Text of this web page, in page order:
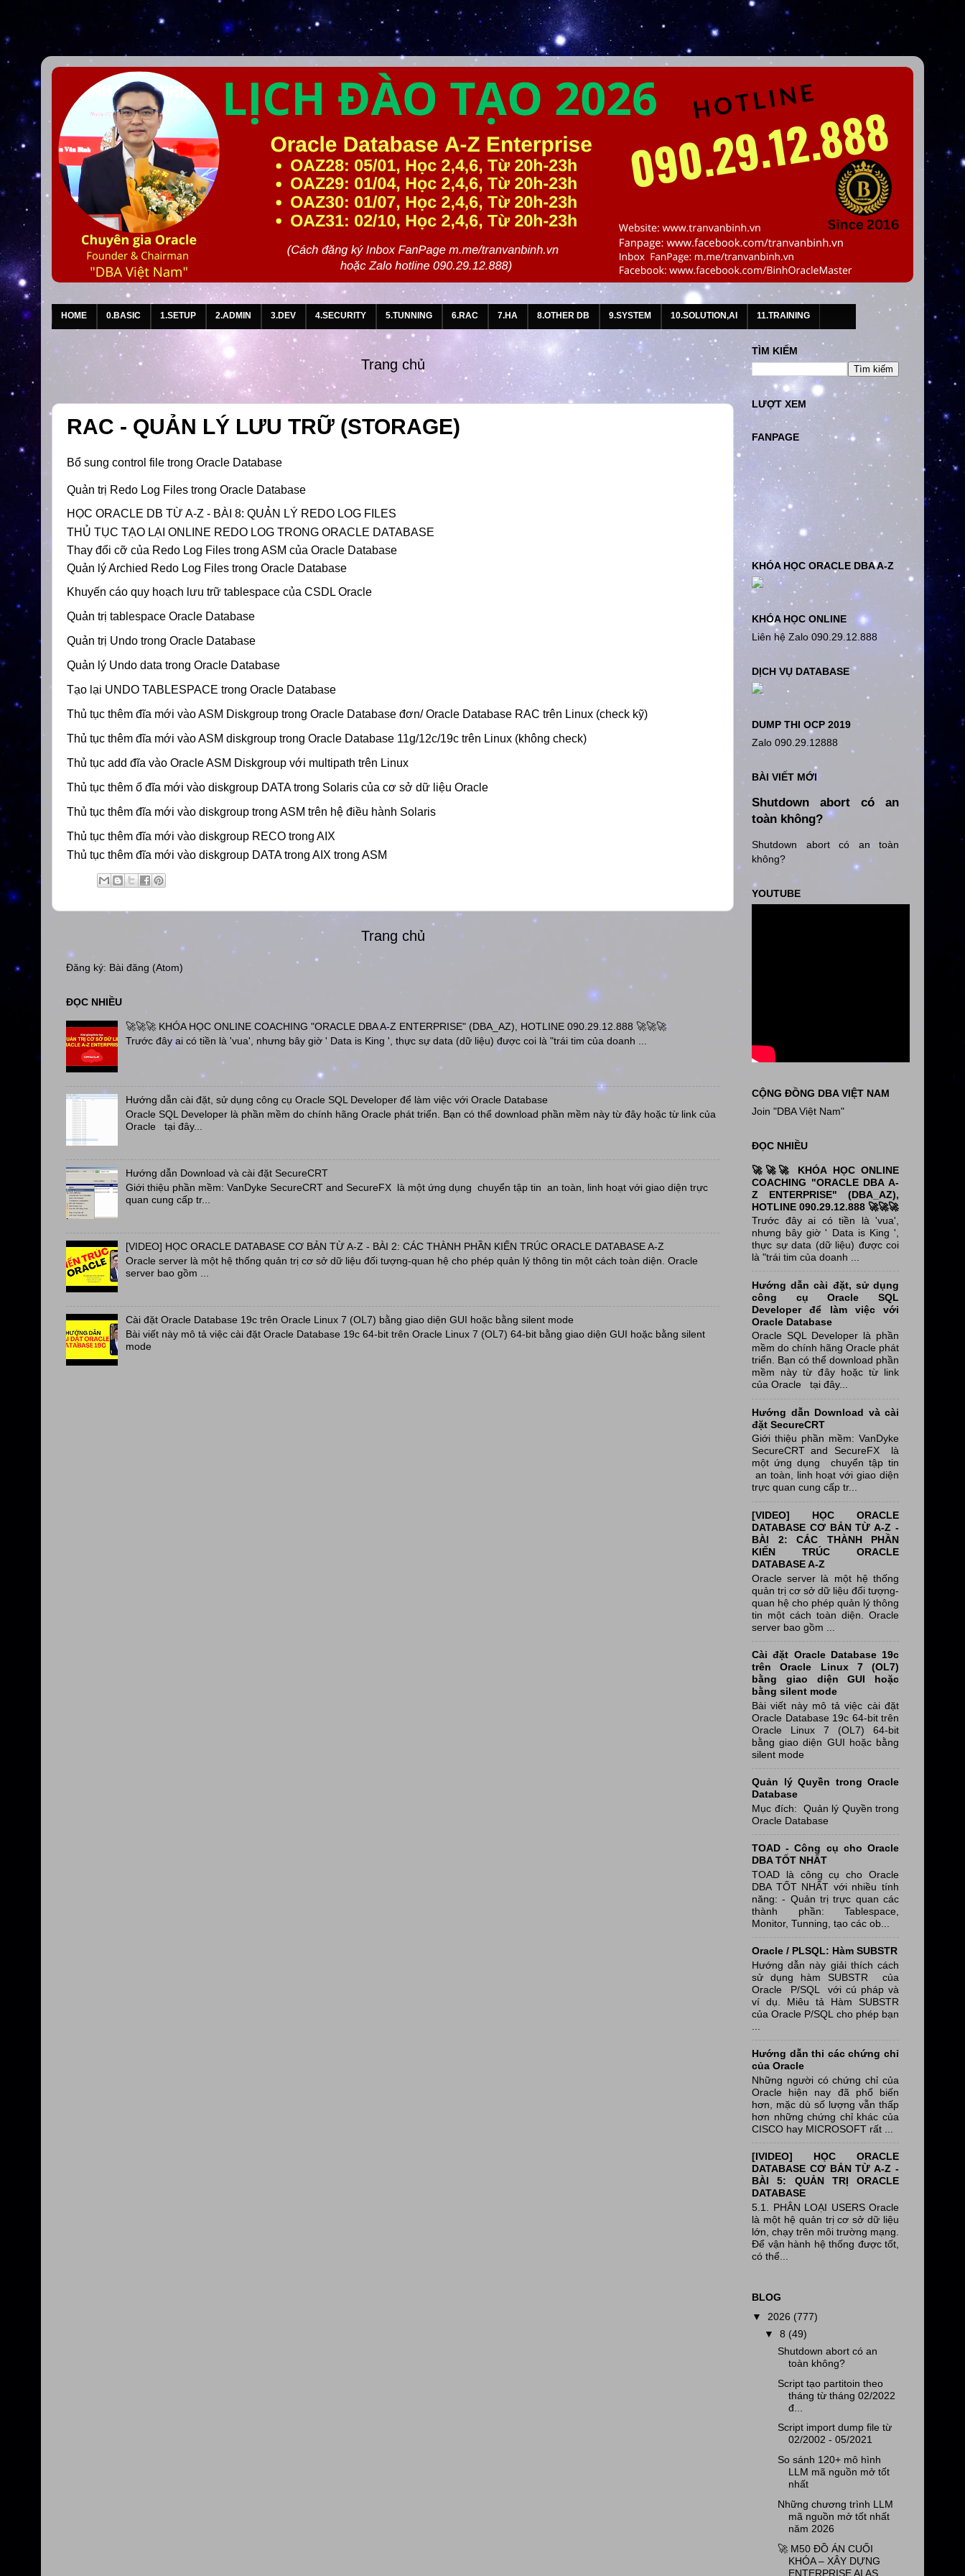
HOME 0.BASIC 1.SETUP 2.ADMIN 3.DEV 4.SECURITY 5.TUNNING 6.RAC 7.HA 8.OTHER DB 9.SYSTEM 10.SOLUTION,AI 11.TRAINING
Trang chủ
RAC - QUẢN LÝ LƯU TRỮ (STORAGE)
Bổ sung control file trong Oracle Database
Quản trị Redo Log Files trong Oracle Database
HỌC ORACLE DB TỪ A-Z - BÀI 8: QUẢN LÝ REDO LOG FILES
THỦ TỤC TẠO LẠI ONLINE REDO LOG TRONG ORACLE DATABASE
Thay đổi cỡ của Redo Log Files trong ASM của Oracle Database
Quản lý Archied Redo Log Files trong Oracle Database
Khuyến cáo quy hoạch lưu trữ tablespace của CSDL Oracle
Quản trị tablespace Oracle Database
Quản trị Undo trong Oracle Database
Quản lý Undo data trong Oracle Database
Tạo lại UNDO TABLESPACE trong Oracle Database
Thủ tục thêm đĩa mới vào ASM Diskgroup trong Oracle Database đơn/ Oracle Database RAC trên Linux (check kỹ)
Thủ tục thêm đĩa mới vào ASM diskgroup trong Oracle Database 11g/12c/19c trên Linux (không check)
Thủ tục add đĩa vào Oracle ASM Diskgroup với multipath trên Linux
Thủ tục thêm ổ đĩa mới vào diskgroup DATA trong Solaris của cơ sở dữ liệu Oracle
Thủ tục thêm đĩa mới vào diskgroup trong ASM trên hệ điều hành Solaris
Thủ tục thêm đĩa mới vào diskgroup RECO trong AIX
Thủ tục thêm đĩa mới vào diskgroup DATA trong AIX trong ASM
Trang chủ
Đăng ký: Bài đăng (Atom)
ĐỌC NHIỀU
🚀🚀🚀 KHÓA HỌC ONLINE COACHING "ORACLE DBA A-Z ENTERPRISE" (DBA_AZ), HOTLINE 090.29.12.888 🚀🚀🚀
Trước đây ai có tiền là 'vua', nhưng bây giờ ' Data is King ', thực sự data (dữ liệu) được coi là "trái tim của doanh ...
Hướng dẫn cài đặt, sử dụng công cụ Oracle SQL Developer để làm việc với Oracle Database
Oracle SQL Developer là phần mềm do chính hãng Oracle phát triển. Bạn có thể download phần mềm này từ đây hoặc từ link của
Oracle tại đây...
Hướng dẫn Download và cài đặt SecureCRT
Giới thiệu phần mềm: VanDyke SecureCRT and SecureFX là một ứng dụng chuyển tập tin an toàn, linh hoạt với giao diện trực
quan cung cấp tr...
[VIDEO] HỌC ORACLE DATABASE CƠ BẢN TỪ A-Z - BÀI 2: CÁC THÀNH PHẦN KIẾN TRÚC ORACLE DATABASE A-Z
Oracle server là một hệ thống quản trị cơ sở dữ liệu đối tượng-quan hệ cho phép quản lý thông tin một cách toàn diện. Oracle
server bao gồm ...
Cài đặt Oracle Database 19c trên Oracle Linux 7 (OL7) bằng giao diện GUI hoặc bằng silent mode
Bài viết này mô tả việc cài đặt Oracle Database 19c 64-bit trên Oracle Linux 7 (OL7) 64-bit bằng giao diện GUI hoặc bằng silent
mode
TÌM KIẾM
LƯỢT XEM
FANPAGE
KHÓA HỌC ORACLE DBA A-Z
KHÓA HỌC ONLINE
Liên hệ Zalo 090.29.12.888
DỊCH VỤ DATABASE
DUMP THI OCP 2019
Zalo 090.29.12888
BÀI VIẾT MỚI
Shutdown abort có an
toàn không?
Shutdown abort có an toàn
không?
YOUTUBE
CỘNG ĐỒNG DBA VIỆT NAM
Join "DBA Việt Nam"
ĐỌC NHIỀU
🚀🚀🚀 KHÓA HỌC ONLINE
COACHING "ORACLE DBA A-
Z ENTERPRISE" (DBA_AZ),
HOTLINE 090.29.12.888 🚀🚀🚀
Trước đây ai có tiền là 'vua',
nhưng bây giờ ' Data is King ',
thực sự data (dữ liệu) được coi
là "trái tim của doanh ...
Hướng dẫn cài đặt, sử dụng
công cụ Oracle SQL
Developer để làm việc với
Oracle Database
Oracle SQL Developer là phần
mềm do chính hãng Oracle phát
triển. Bạn có thể download phần
mềm này từ đây hoặc từ link
của Oracle tại đây...
Hướng dẫn Download và cài
đặt SecureCRT
Giới thiệu phần mềm: VanDyke
SecureCRT and SecureFX là
một ứng dụng chuyển tập tin
an toàn, linh hoạt với giao diện
trực quan cung cấp tr...
[VIDEO] HỌC ORACLE
DATABASE CƠ BẢN TỪ A-Z -
BÀI 2: CÁC THÀNH PHẦN
KIẾN TRÚC ORACLE
DATABASE A-Z
Oracle server là một hệ thống
quản trị cơ sở dữ liệu đối tượng-
quan hệ cho phép quản lý thông
tin một cách toàn diện. Oracle
server bao gồm ...
Cài đặt Oracle Database 19c
trên Oracle Linux 7 (OL7)
bằng giao diện GUI hoặc
bằng silent mode
Bài viết này mô tả việc cài đặt
Oracle Database 19c 64-bit trên
Oracle Linux 7 (OL7) 64-bit
bằng giao diện GUI hoặc bằng
silent mode
Quản lý Quyền trong Oracle
Database
Mục đích: Quản lý Quyền trong
Oracle Database
TOAD - Công cụ cho Oracle
DBA TỐT NHẤT
TOAD là công cụ cho Oracle
DBA TỐT NHẤT với nhiều tính
năng: - Quản trị trực quan các
thành phần: Tablespace,
Monitor, Tunning, tạo các ob...
Oracle / PLSQL: Hàm SUBSTR
Hướng dẫn này giải thích cách
sử dụng hàm SUBSTR của
Oracle P/SQL với cú pháp và
ví dụ. Miêu tả Hàm SUBSTR
của Oracle P/SQL cho phép bạn
Hướng dẫn thi các chứng chỉ
của Oracle
Những người có chứng chỉ của
Oracle hiện nay đã phổ biến
hơn, mặc dù số lượng vẫn thấp
hơn những chứng chỉ khác của
CISCO hay MICROSOFT rất ...
[IVIDEO] HỌC ORACLE
DATABASE CƠ BẢN TỪ A-Z -
BÀI 5: QUẢN TRỊ ORACLE
DATABASE
5.1. PHÂN LOẠI USERS Oracle
là một hệ quản trị cơ sở dữ liệu
lớn, chạy trên môi trường mạng.
Để vận hành hệ thống được tốt,
có thể...
BLOG
▼ 2026 (777)
▼8 (49)
Shutdown abort có an
toàn không?
Script tạo partitoin theo
tháng từ tháng 02/2022
đ...
Script import dump file từ
02/2002 - 05/2021
So sánh 120+ mô hình
LLM mã nguồn mở tốt
nhất
Những chương trình LLM
mã nguồn mở tốt nhất
năm 2026
🚀 M50 ĐỒ ÁN CUỐI
KHÓA – XÂY DỰNG
ENTERPRISE AI AS...